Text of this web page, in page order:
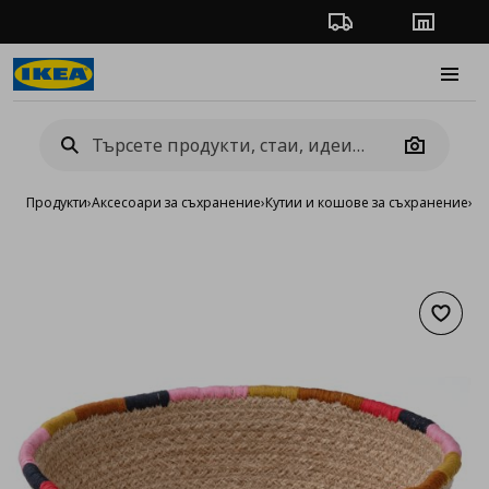
Проследяване на
Camera
Продукти›Аксесоари за съхранение›Кутии и кошове за съхранение›